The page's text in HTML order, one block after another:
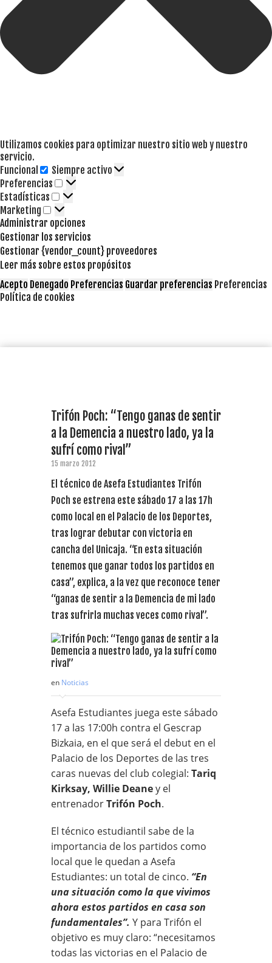
Utilizamos cookies para optimizar nuestro sitio web y nuestro
servicio.
Funcional
Funcional
Siempre activo
Preferencias
Preferencias
Estadísticas Estadísticas
Marketing Marketing
Administrar opciones
Gestionar los servicios
Gestionar {vendor_count} proveedores
Leer más sobre estos propósitos
Acepto Denegado Preferencias Guardar preferencias Preferencias
Política de cookies
Trifón Poch: “Tengo ganas de sentir
a la Demencia a nuestro lado, ya la
sufrí como rival”
15 marzo 2012
El técnico de Asefa Estudiantes Trifón
Poch se estrena este sábado 17 a las 17h
como local en el Palacio de los Deportes,
tras lograr debutar con victoria en
cancha del Unicaja. “En esta situación
tenemos que ganar todos los partidos en
casa”, explica, a la vez que reconoce tener
“ganas de sentir a la Demencia de mi lado
tras sufrirla muchas veces como rival”.
en Noticias
Asefa Estudiantes juega este sábado
17 a las 17:00h contra el Gescrap
Bizkaia, en el que será el debut en el
Palacio de los Deportes de las tres
caras nuevas del club colegial: Tariq
Kirksay, Willie Deaney el
entrenadorTrifón Poch.
El técnico estudiantil sabe de la
importancia de los partidos como
local que le quedan a Asefa
Estudiantes: un total de cinco. “En
una situación como la que vivimos
ahora estos partidos en casa son
fundamentales”. Y para Trifón el
objetivo es muy claro: “necesitamos
todas las victorias en el Palacio de